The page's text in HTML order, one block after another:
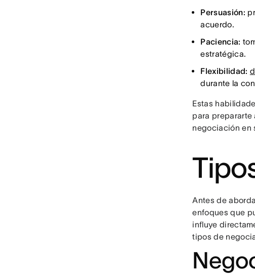
Persuasión:
acuerdo.
Paciencia:
estratégica.
Flexibilidad:
durante la
Estas
para prepararte
negociación en
Antes de
enfoques que
influye
tipos de